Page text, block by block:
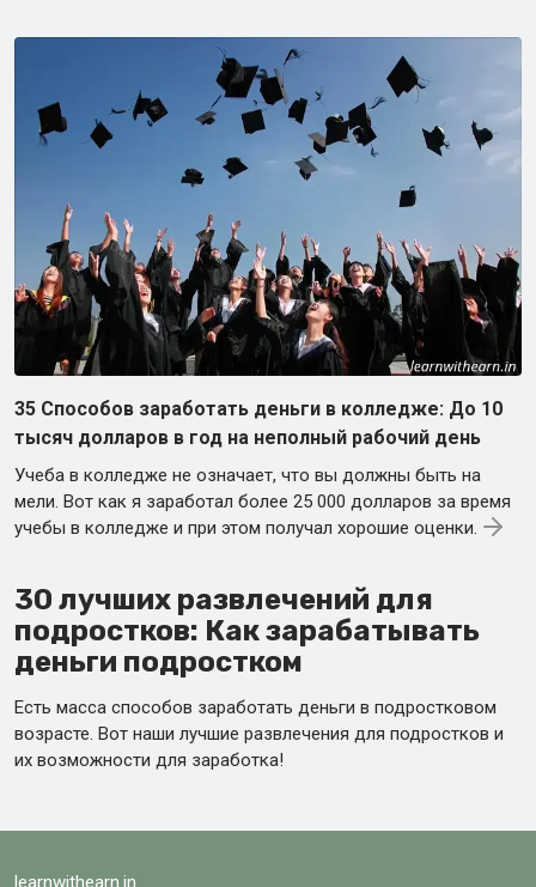
35 Способов заработать деньги в колледже: До 10
тысяч долларов в год на неполный рабочий день
Учеба в колледже не означает, что вы должны быть на
мели. Вот как я заработал более 25 000 долларов за время
учебы в колледже и при этом получал хорошие оценки.
30 лучших развлечений для
подростков: Как зарабатывать
деньги подростком
Есть масса способов заработать деньги в подростковом
возрасте. Вот наши лучшие развлечения для подростков и
их возможности для заработка!
learnwithearn.in